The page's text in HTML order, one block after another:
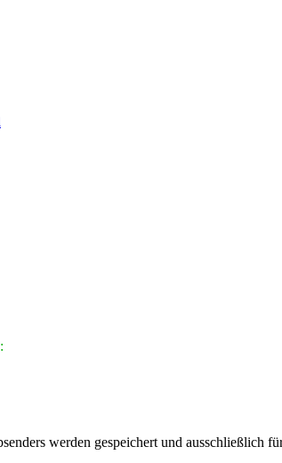
:
werden gespeichert und